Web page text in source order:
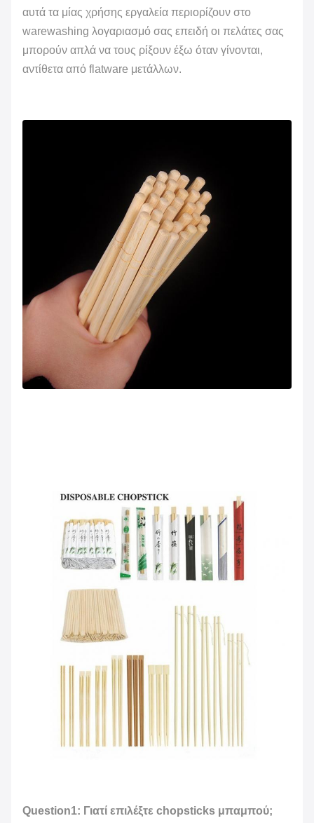
αυτά τα μίας χρήσης εργαλεία περιορίζουν στο
warewashing λογαριασμό σας επειδή οι πελάτες σας
μπορούν απλά να τους ρίξουν έξω όταν γίνονται,
αντίθετα από flatware μετάλλων.
Question1: Γιατί επιλέξτε chopsticks μπαμπού;